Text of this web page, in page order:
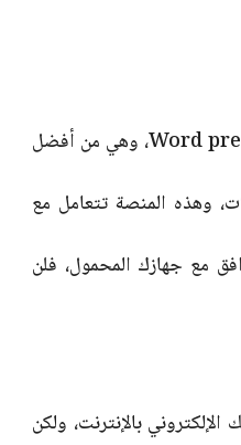
يجب اختيار منصة لكي تسهل علينا عمل موقع إلكتروني بكل سهولة، مثل منصة Word press، وهي من أفضل
وهذه المنصة تتعامل مع
مع جهازك المحمول، فلن
بالإنترنت، ولكن